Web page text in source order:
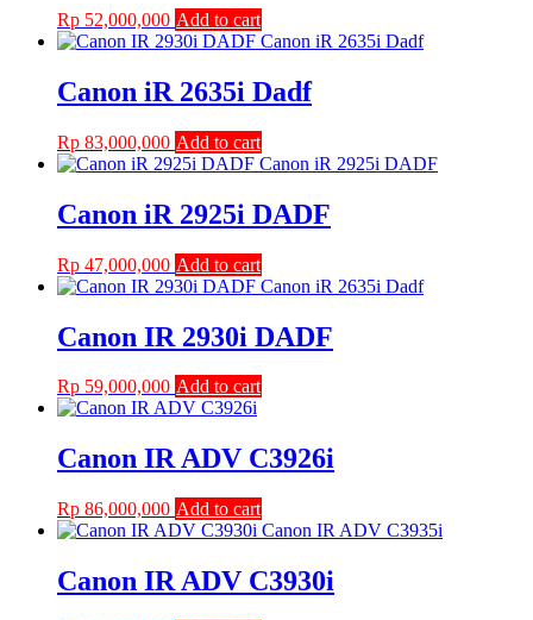
Rp 52,000,000 Add to cart
Canon iR 2635i Dadf
Rp 83,000,000 Add to cart
Canon iR 2925i DADF
Rp 47,000,000 Add to cart
Canon IR 2930i DADF
Rp 59,000,000 Add to cart
Canon IR ADV C3926i
Rp 86,000,000 Add to cart
Canon IR ADV C3930i